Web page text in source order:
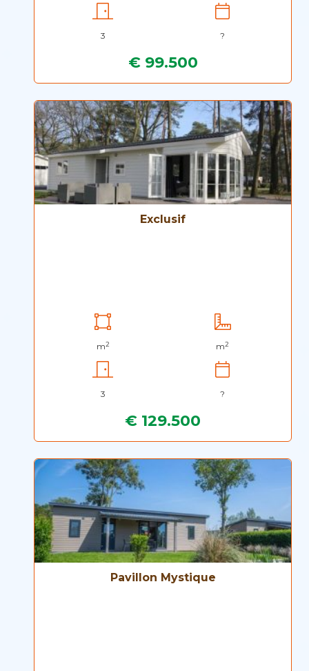
3 ?
€ 99.500
Exclusif
m2 m2
3 ?
€ 129.500
Pavillon Mystique